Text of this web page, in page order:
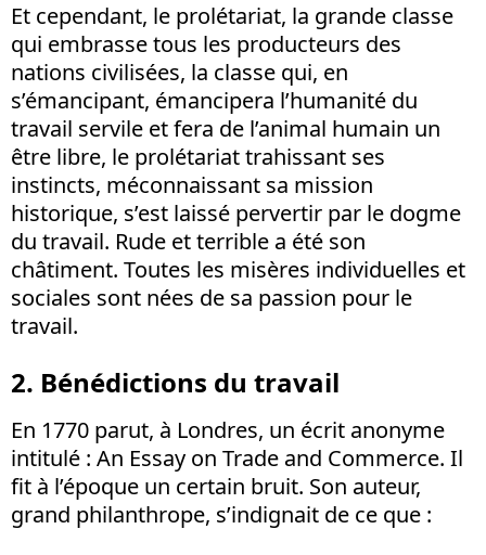
Et cependant, le prolétariat, la grande classe
qui embrasse tous les producteurs des
nations civilisées, la classe qui, en
s’émancipant, émancipera l’humanité du
travail servile et fera de l’animal humain un
être libre, le prolétariat trahissant ses
instincts, méconnaissant sa mission
historique, s’est laissé pervertir par le dogme
du travail. Rude et terrible a été son
châtiment. Toutes les misères individuelles et
sociales sont nées de sa passion pour le
travail.
2. Bénédictions du travail
En 1770 parut, à Londres, un écrit anonyme
intitulé : An Essay on Trade and Commerce. Il
fit à l’époque un certain bruit. Son auteur,
grand philanthrope, s’indignait de ce que :